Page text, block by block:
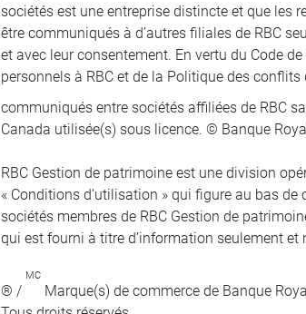
sociétés est une entreprise distincte et que les
être communiqués à d’autres filiales de RBC
et avec leur consentement. En vertu du Code
personnels à RBC et de la Politique des
communiqués entre sociétés affiliées de RBC
Canada utilisée(s) sous licence. © Banque
RBC Gestion de patrimoine est une division
« Conditions d’utilisation » qui figure au bas
sociétés membres de RBC Gestion de
qui est fourni à titre d’information seulement et
® /
MC
Marque(s) de commerce de Banque